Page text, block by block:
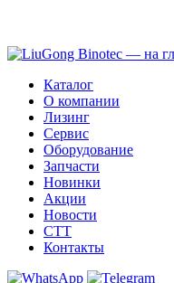
Каталог
О компании
Лизинг
Сервис
Оборудование
Запчасти
Новинки
Акции
Новости
CTT
Контакты